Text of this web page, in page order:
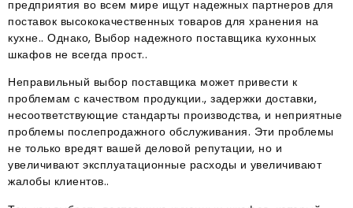
предприятия во всем мире ищут надежных партнеров для
поставок высококачественных товаров для хранения на
кухне.. Однако, Выбор надежного поставщика кухонных
шкафов не всегда прост..
Неправильный выбор поставщика может привести к
проблемам с качеством продукции., задержки доставки,
несоответствующие стандарты производства, и неприятные
проблемы послепродажного обслуживания. Эти проблемы
не только вредят вашей деловой репутации, но и
увеличивают эксплуатационные расходы и увеличивают
жалобы клиентов..